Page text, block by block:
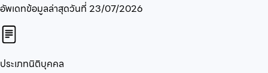
อัพเดทข้อมูลล่าสุดวันที่ 23/07/2026
ประเภทนิติบุคคล